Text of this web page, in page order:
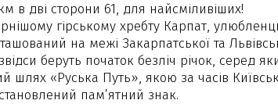
в дві сторони 61, для найсміливіших!
гірському хребту Карпат,
на межі Закарпатської та
беруть початок безліч річок, серед
шлях «Руська Путь», якою за часів
пам’ятний знак.